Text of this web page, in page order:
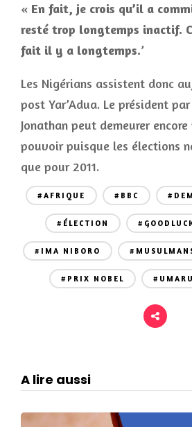
« En fait, je crois qu’il a
resté trop longtemps inactif.
fait il y a longtemps.’
Les Nigérians assistent donc
post Yar’Adua. Le président
Jonathan peut demeurer
pouvoir puisque les élections
que pour 2011.
#AFRIQUE #BBC
#ÉLECTION
#IMA NIBORO
#PRIX NOBEL
A lire aussi